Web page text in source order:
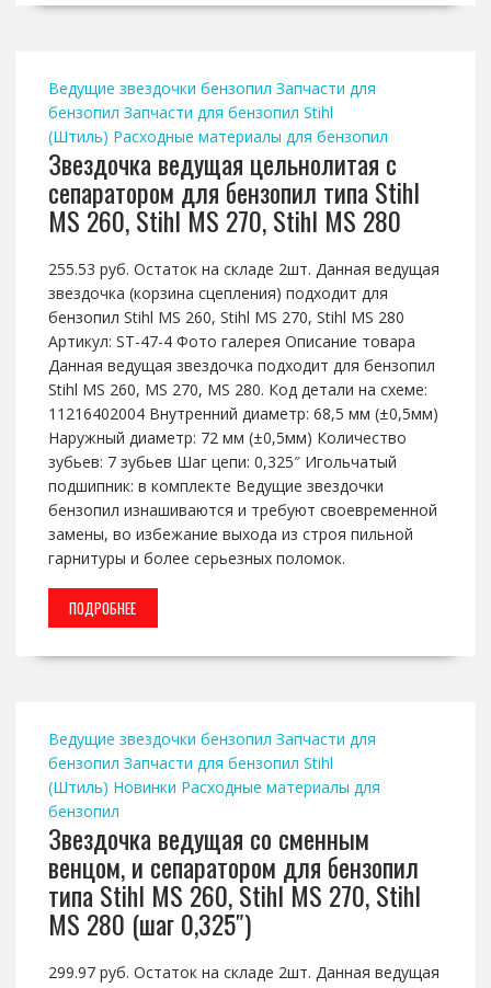
Ведущие звездочки бензопил Запчасти для
бензопил Запчасти для бензопил Stihl
(Штиль) Расходные материалы для бензопил
Звездочка ведущая цельнолитая с
сепаратором для бензопил типа Stihl
MS 260, Stihl MS 270, Stihl MS 280
255.53 руб. Остаток на складе 2шт. Данная ведущая
звездочка (корзина сцепления) подходит для
бензопил Stihl MS 260, Stihl MS 270, Stihl MS 280
Артикул: ST-47-4 Фото галерея Описание товара
Данная ведущая звездочка подходит для бензопил
Stihl MS 260, MS 270, MS 280. Код детали на схеме:
11216402004 Внутренний диаметр: 68,5 мм (±0,5мм)
Наружный диаметр: 72 мм (±0,5мм) Количество
зубьев: 7 зубьев Шаг цепи: 0,325″ Игольчатый
подшипник: в комплекте Ведущие звездочки
бензопил изнашиваются и требуют своевременной
замены, во избежание выхода из строя пильной
гарнитуры и более серьезных поломок.
ПОДРОБНЕЕ
Ведущие звездочки бензопил Запчасти для
бензопил Запчасти для бензопил Stihl
(Штиль) Новинки Расходные материалы для
бензопил
Звездочка ведущая со сменным
венцом, и сепаратором для бензопил
типа Stihl MS 260, Stihl MS 270, Stihl
MS 280 (шаг 0,325″)
299.97 руб. Остаток на складе 2шт. Данная ведущая